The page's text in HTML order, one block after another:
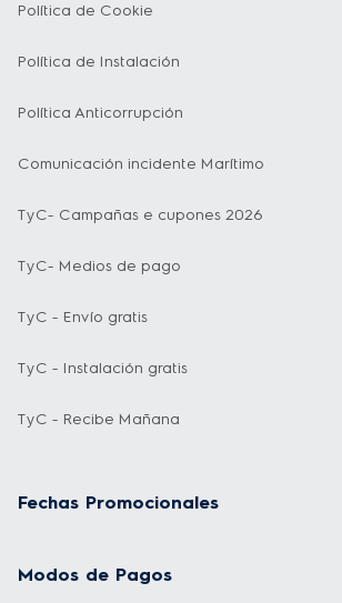
Política de Cookie
Política de Instalación
Política Anticorrupción
Comunicación incidente Marítimo
TyC- Campañas e cupones 2026
TyC- Medios de pago
TyC - Envío gratis
TyC - Instalación gratis
TyC - Recibe Mañana
Fechas Promocionales
Modos de Pagos